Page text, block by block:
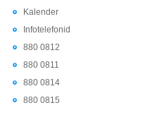
Kalender
Infotelefonid
880 0812
880 0811
880 0814
880 0815